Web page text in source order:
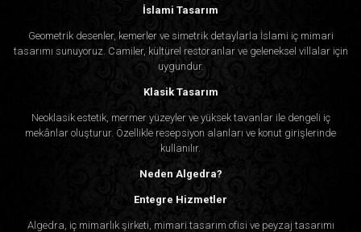
İslami Tasarım
Geometrik desenler, kemerler ve simetrik detaylarla İslami iç mimari
tasarımı sunuyoruz. Camiler, kültürel restoranlar ve geleneksel villalar için
uygundur.
Klasik Tasarım
Neoklasik estetik, mermer yüzeyler ve yüksek tavanlar ile dengeli iç
mekânlar oluşturur. Özellikle resepsiyon alanları ve konut girişlerinde
kullanılır.
Neden Algedra?
Entegre Hizmetler
Algedra, iç mimarlık şirketi, mimari tasarım ofisi ve peyzaj tasarımı